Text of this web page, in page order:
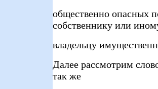
общественно опасных
собственнику или
владельцу
Далее рассмотрим
так же